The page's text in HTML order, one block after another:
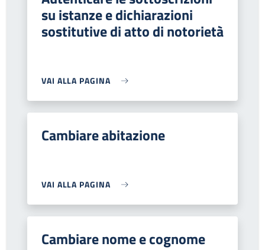
su istanze e dichiarazioni
sostitutive di atto di notorietà
VAI ALLA PAGINA
Cambiare abitazione
VAI ALLA PAGINA
Cambiare nome e cognome